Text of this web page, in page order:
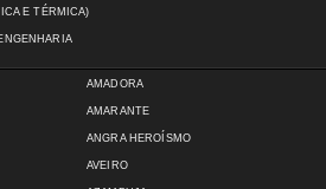
E TÉRMICA)
AMADORA
AMARANTE
ANGRA HEROÍSMO
AVEIRO